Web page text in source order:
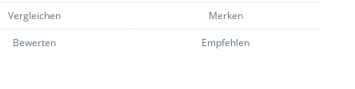
Vergleichen
Merken
Bewerten
Empfehlen